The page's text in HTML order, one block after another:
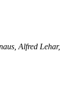
Alfred Lehar,